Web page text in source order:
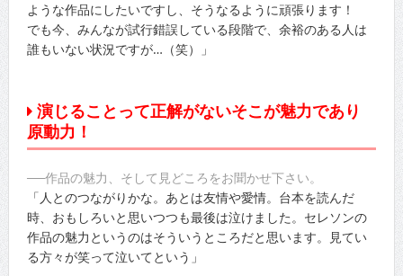
ような作品にしたいですし、そうなるように頑張ります！
でも今、みんなが試行錯誤している段階で、余裕のある人は
誰もいない状況ですが…（笑）」
演じることって正解がないそこが魅力であり
原動力！
──作品の魅力、そして見どころをお聞かせ下さい。
「人とのつながりかな。あとは友情や愛情。台本を読んだ
時、おもしろいと思いつつも最後は泣けました。セレソンの
作品の魅力というのはそういうところだと思います。見てい
る方々が笑って泣いてという」